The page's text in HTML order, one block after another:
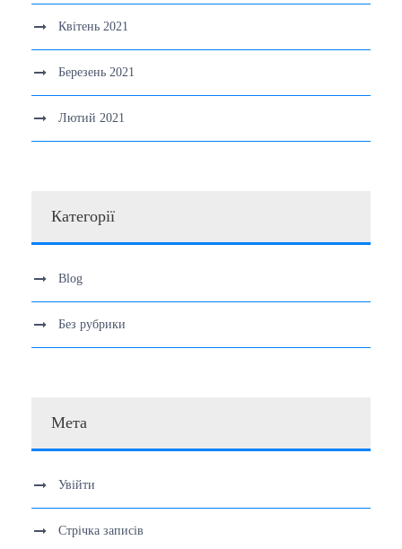
Квітень 2021
Березень 2021
Лютий 2021
Категорії
Blog
Без рубрики
Мета
Увійти
Стрічка записів